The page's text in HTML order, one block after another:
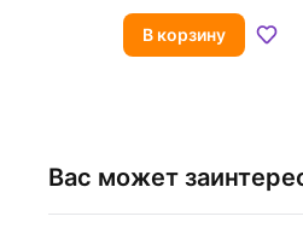
В корзину
Вас может